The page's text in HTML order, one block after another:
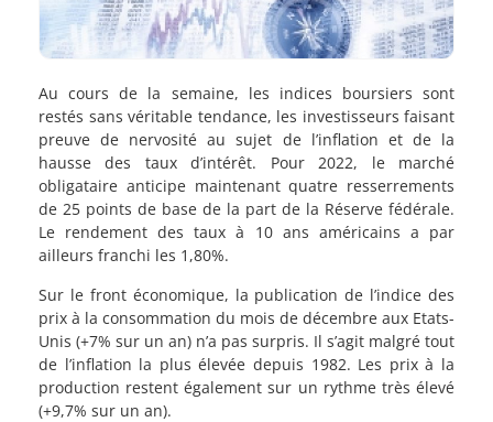
Au cours de la semaine, les indices boursiers sont
restés sans véritable tendance, les investisseurs faisant
preuve de nervosité au sujet de l’inflation et de la
hausse des taux d’intérêt. Pour 2022, le marché
obligataire anticipe maintenant quatre resserrements
de 25 points de base de la part de la Réserve fédérale.
Le rendement des taux à 10 ans américains a par
ailleurs franchi les 1,80%.
Sur le front économique, la publication de l’indice des
prix à la consommation du mois de décembre aux Etats-
Unis (+7% sur un an) n’a pas surpris. Il s’agit malgré tout
de l’inflation la plus élevée depuis 1982. Les prix à la
production restent également sur un rythme très élevé
(+9,7% sur un an).